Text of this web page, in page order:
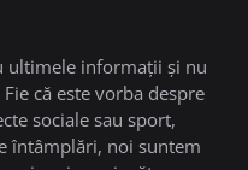
ultimele informații și nu
că este vorba despre
sociale sau sport,
întâmplări, noi suntem